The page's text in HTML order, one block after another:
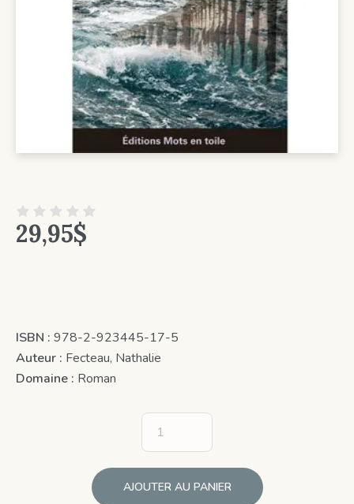
29,95$
ISBN : 978-2-923445-17-5
Auteur : Fecteau, Nathalie
Domaine : Roman
AJOUTER AU PANIER